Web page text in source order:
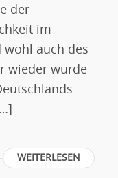
der
im
wohl auch des
wieder wurde
WEITERLESEN